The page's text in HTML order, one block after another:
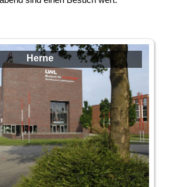
Herne